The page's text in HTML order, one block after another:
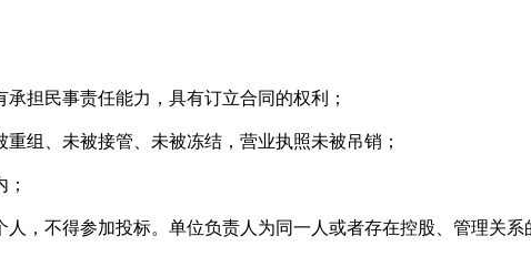
担民事责任能力，具有订立合同的权利；
组、未被接管、未被冻结，营业执照未被吊销；
，不得参加投标。单位负责人为同一人或者存在控股、管理关